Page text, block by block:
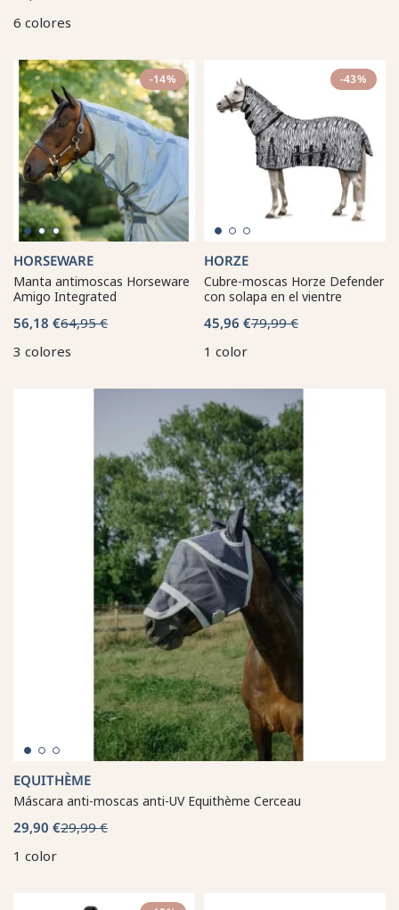
6 colores
-14%
HORSEWARE
Manta antimoscas Horseware
Amigo Integrated
56,18 €64,95 €
3 colores
-43%
HORZE
Cubre-moscas Horze Defender
con solapa en el vientre
45,96 €79,99 €
1 color
EQUITHÈME
Máscara anti-moscas anti-UV Equithème Cerceau
29,90 €29,99 €
1 color